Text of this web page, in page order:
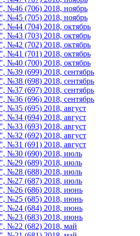
№46 (706) 2018, ноябрь
№45 (705) 2018, ноябрь
№44 (704) 2018, октябрь
№43 (703) 2018, октябрь
№42 (702) 2018, октябрь
№41 (701) 2018, октябрь
№40 (700) 2018, октябрь
№39 (699) 2018, сентябрь
№38 (698) 2018, сентябрь
№37 (697) 2018, сентябрь
№36 (696) 2018, сентябрь
№35 (695) 2018, август
№34 (694) 2018, август
№33 (693) 2018, август
№32 (692) 2018, август
№31 (691) 2018, август
№30 (690) 2018, июль
№29 (689) 2018, июль
№28 (688) 2018, июль
№27 (687) 2018, июль
№26 (686) 2018, июнь
№25 (685) 2018, июнь
№24 (684) 2018, июнь
№23 (683) 2018, июнь
№22 (682) 2018, май